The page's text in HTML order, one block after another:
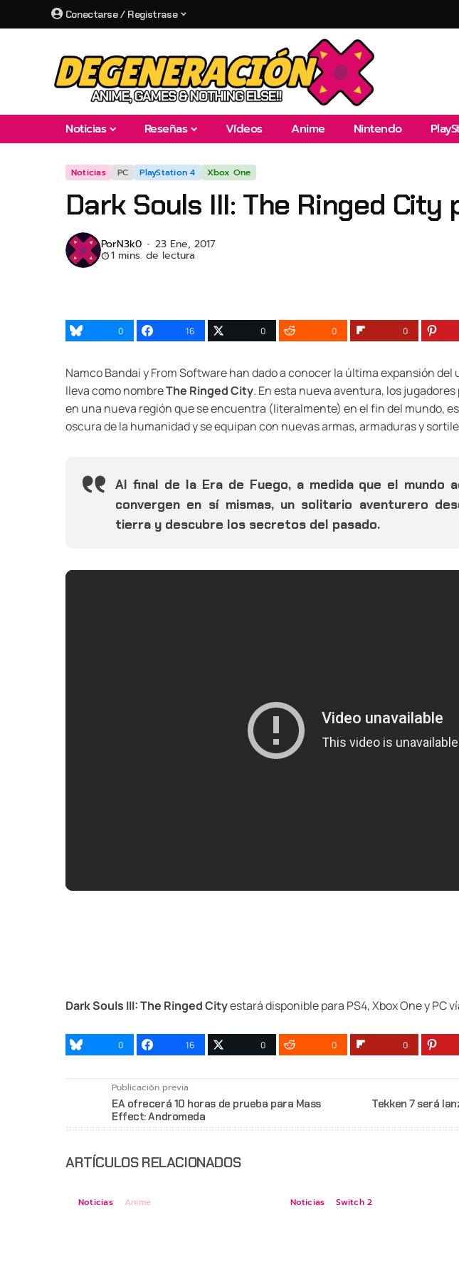
Conectarse / Registrase
Noticias Reseñas Vídeos Anime Nintendo
Noticias PC PlayStation 4 Xbox One
Dark Souls III: The Ringed City
PorN3k0 23 Ene, 2017
1 mins. de lectura
0 16 0 0 0
Namco Bandai y From Software han dado a conocer la última expansión del
lleva como nombreThe Ringed City. En esta nueva aventura, los
en una nueva región que se encuentra (literalmente) en el fin del mundo,
oscura de la humanidad y se equipan con nuevas armas, armaduras y
Al final de la Era de Fuego, a medida que el mundo
convergen en sí mismas, un solitario aventurero
tierra y descubre los secretos del pasado.
Dark Souls III: The Ringed Cityestará disponible para PS4, Xbox One y PC
0 16 0 0 0
Publicación previa
EA ofrecerá 10 horas de prueba para Mass
Effect: Andromeda
Tekken 7 será
ARTÍCULOS RELACIONADOS
Noticias Anime Noticias Switch 2